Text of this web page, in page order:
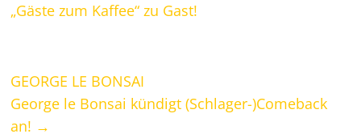
„Gäste zum Kaffee“ zu Gast!
GEORGE LE BONSAI
George le Bonsai kündigt (Schlager-)Comeback
an! →